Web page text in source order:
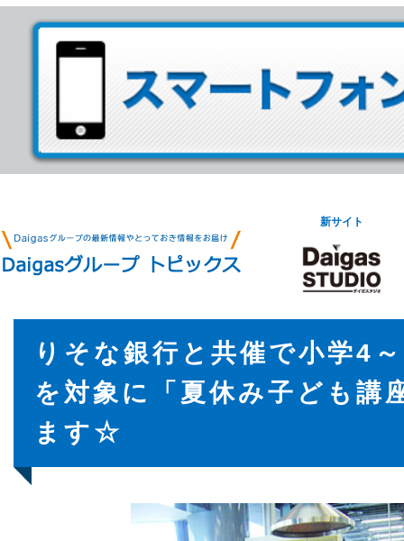
新サイト
りそな銀行と共催で小学4
を対象に「夏休み子ども講
ます☆